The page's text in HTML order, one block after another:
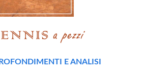
E ANALISI